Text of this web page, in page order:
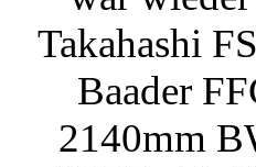
Takahashi
Baader
2140mm